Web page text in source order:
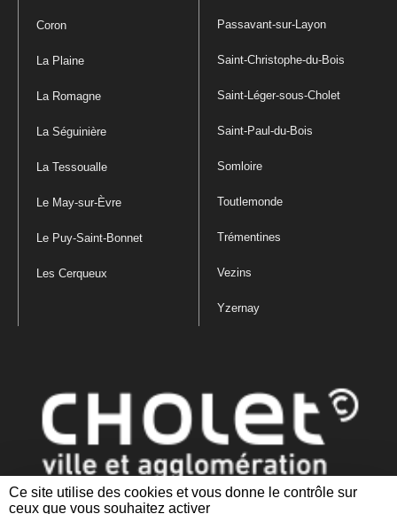
Ce site utilise des cookies et vous donne le contrôle sur
ceux que vous souhaitez activer
Coron
La Plaine
La Romagne
La Séguinière
La Tessoualle
Le May-sur-Èvre
Le Puy-Saint-Bonnet
Les Cerqueux
Passavant-sur-Layon
Saint-Christophe-du-Bois
Saint-Léger-sous-Cholet
Saint-Paul-du-Bois
Somloire
Toutlemonde
Trémentines
Vezins
Yzernay